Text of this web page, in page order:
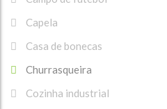
Capela
Casa de bonecas
Churrasqueira
Cozinha industrial